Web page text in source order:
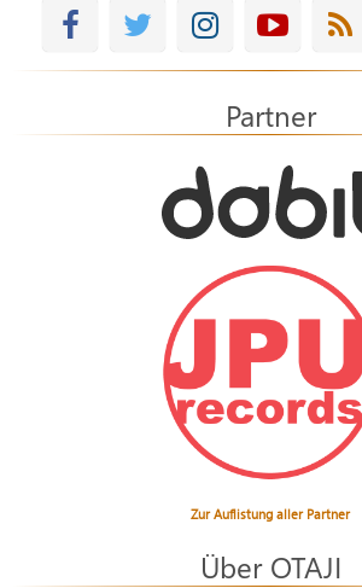
Partner
Zur Auflistung aller Partner
Über OTAJI